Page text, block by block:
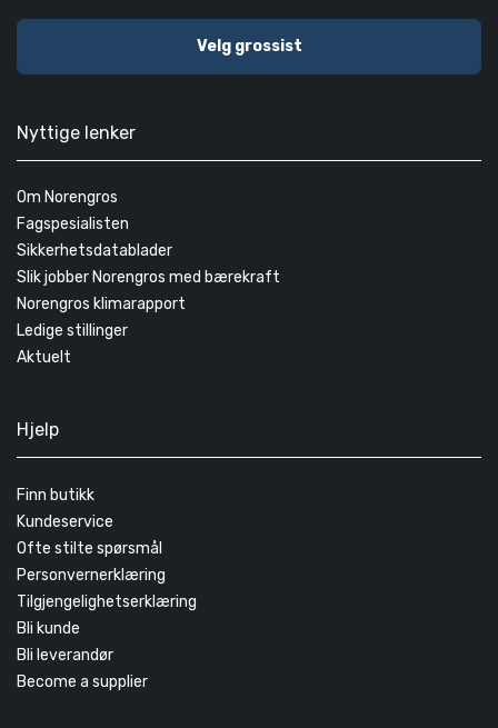
Velg grossist
Nyttige lenker
Om Norengros
Fagspesialisten
Sikkerhetsdatablader
Slik jobber Norengros med bærekraft
Norengros klimarapport
Ledige stillinger
Aktuelt
Hjelp
Finn butikk
Kundeservice
Ofte stilte spørsmål
Personvernerklæring
Tilgjengelighetserklæring
Bli kunde
Bli leverandør
Become a supplier